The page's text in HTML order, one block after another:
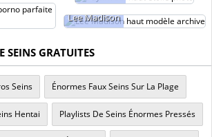
Lee Madison
SEINS GRATUITES
Seins Énormes Faux Seins Sur La Plage
Hentai Playlists De Seins Énormes Pressés